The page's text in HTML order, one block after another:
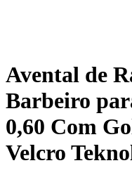
Avental de
Barbeiro
0,60 Com
Velcro